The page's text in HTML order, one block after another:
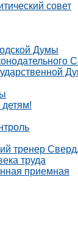
совет
Думы
тренер
труда
приемная